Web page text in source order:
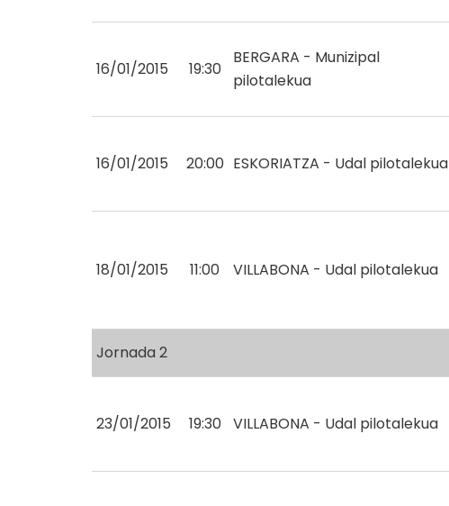
16/01/2015 19:30
BERGARA - Munizipal
pilotalekua
16/01/2015 20:00 ESKORIATZA - Udal pilotalekua
18/01/2015 11:00 VILLABONA - Udal pilotalekua
Jornada 2
23/01/2015 19:30 VILLABONA - Udal pilotalekua